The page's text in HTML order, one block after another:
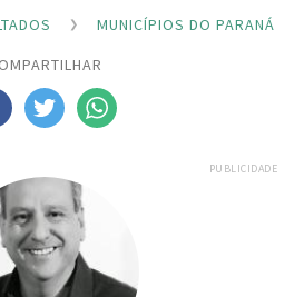
MUNICÍPIOS DO PARANÁ
PUBLICIDADE